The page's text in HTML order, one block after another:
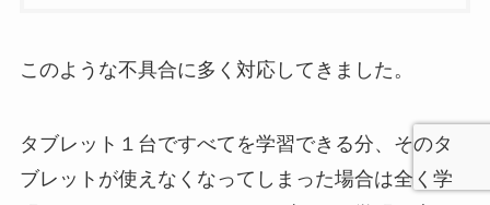
このような不具合に多く対応してきました。
タブレット１台ですべてを学習できる分、そのタ
ブレットが使えなくなってしまった場合は全く学